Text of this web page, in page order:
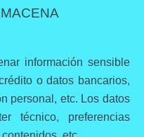
información sensible
o datos bancarios,
personal, etc. Los datos
técnico, preferencias